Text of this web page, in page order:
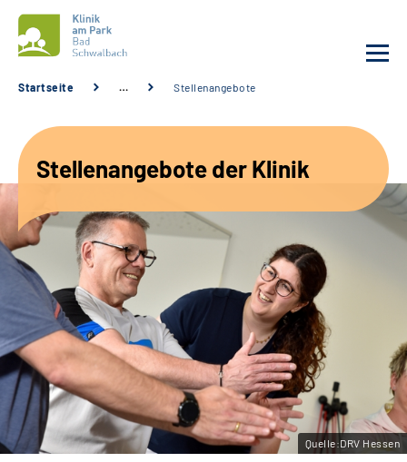
Unsere Angebote
Service
Karriere
Sozialdienste & Zuweisende
Suche
Leichte Sprache
Startseite … Stellenangebote
Stellenangebote der Klinik
Quelle:DRV Hessen